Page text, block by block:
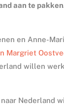
aan te
en Anne-
Margriet
willen
Nederland